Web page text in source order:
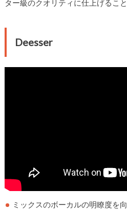
ター級のクオリティに仕上げること
Deesser
ミックスのボーカルの明瞭度を